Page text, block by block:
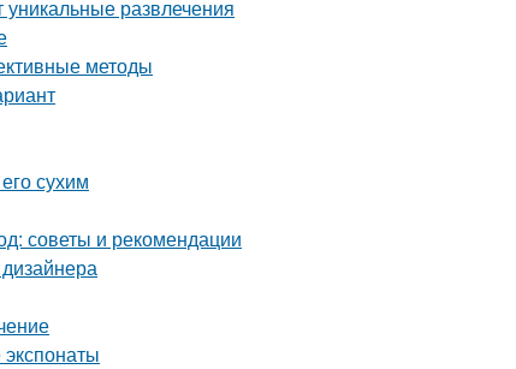
развлечения
методы
сухим
советы и рекомендации